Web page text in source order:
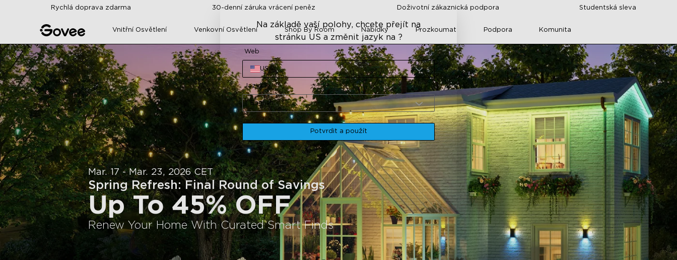
Skip to contentRychlá doprava zdarma 30-denní záruka vrácení peněz Doživotní zákaznická podpora Studentská sleva
Vnitřní Osvětlení Venkovní Osvětlení Shop By Room Nabídky Prozkoumat Podpora Komunita
Mar. 17 - Mar. 23, 2026 CET
Spring Refresh: Final Round of Savings
Up To 45% OFF
Renew Your Home With Curated Smart Finds
Na základě vaší polohy, chcete přejít na
stránku US a změnit jazyk na ?
Web
USA
Jazyk
English
Potvrdit a použít